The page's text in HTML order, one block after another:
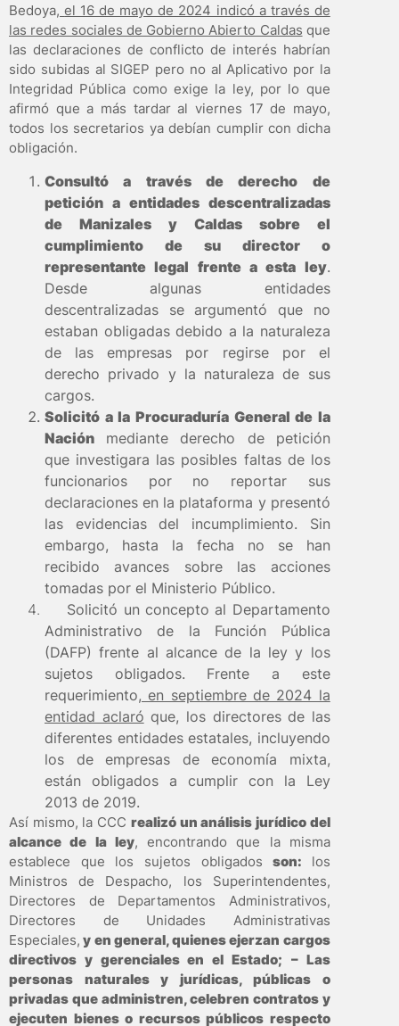
Bedoya, el 16 de mayo de 2024 indicó a través de
las redes sociales de Gobierno Abierto Caldas que
las declaraciones de conflicto de interés habrían
sido subidas al SIGEP pero no al Aplicativo por la
Integridad Pública como exige la ley, por lo que
afirmó que a más tardar al viernes 17 de mayo,
todos los secretarios ya debían cumplir con dicha
obligación.
Consultó a través de derecho de
petición a entidades descentralizadas
de Manizales y Caldas sobre el
cumplimiento de su director o
representante legal frente a esta ley.
Desde algunas entidades
descentralizadas se argumentó que no
estaban obligadas debido a la naturaleza
de las empresas por regirse por el
derecho privado y la naturaleza de sus
cargos.
Solicitó a la Procuraduría General de la
Nación mediante derecho de petición
que investigara las posibles faltas de los
funcionarios por no reportar sus
declaraciones en la plataforma y presentó
las evidencias del incumplimiento. Sin
embargo, hasta la fecha no se han
recibido avances sobre las acciones
tomadas por el Ministerio Público.
Solicitó un concepto al Departamento
Administrativo de la Función Pública
(DAFP) frente al alcance de la ley y los
sujetos obligados. Frente a este
requerimiento, en septiembre de 2024 la
entidad aclaró que, los directores de las
diferentes entidades estatales, incluyendo
los de empresas de economía mixta,
están obligados a cumplir con la Ley
2013 de 2019.
Así mismo, la CCC realizó un análisis jurídico del
alcance de la ley, encontrando que la misma
establece que los sujetos obligadosson: los
Ministros de Despacho, los Superintendentes,
Directores de Departamentos Administrativos,
Directores de Unidades Administrativas
Especiales, y en general, quienes ejerzan cargos
directivos y gerenciales en el Estado; – Las
personas naturales y jurídicas, públicas o
privadas que administren, celebren contratos y
ejecuten bienes o recursos públicos respecto